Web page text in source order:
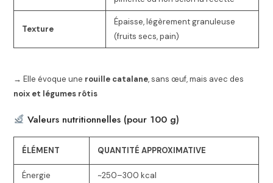
Texture
Épaisse, légèrement granuleuse
(fruits secs, pain)
→ Elle évoque une rouille catalane, sans œuf, mais avec des
noix et légumes rôtis
Valeurs nutritionnelles (pour 100 g)
ÉLÉMENT QUANTITÉ APPROXIMATIVE
Énergie ~250–300 kcal